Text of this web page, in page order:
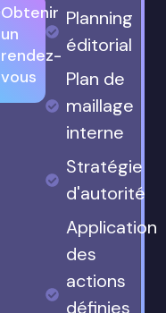
Obtenir
un
rendez-
vous
Planning
éditorial
Plan de
maillage
interne
Stratégie
d'autorité
Application
des
actions
définies